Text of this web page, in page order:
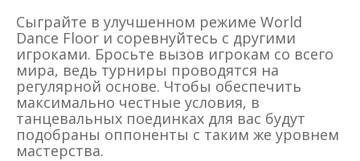
Сыграйте в улучшенном режиме World
Dance Floor и соревнуйтесь с другими
игроками. Бросьте вызов игрокам со всего
мира, ведь турниры проводятся на
регулярной основе. Чтобы обеспечить
максимально честные условия, в
танцевальных поединках для вас будут
подобраны оппоненты с таким же уровнем
мастерства.